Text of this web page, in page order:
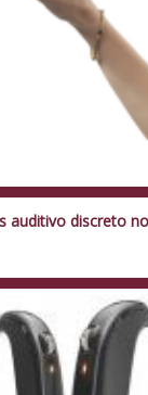
auditivo discreto